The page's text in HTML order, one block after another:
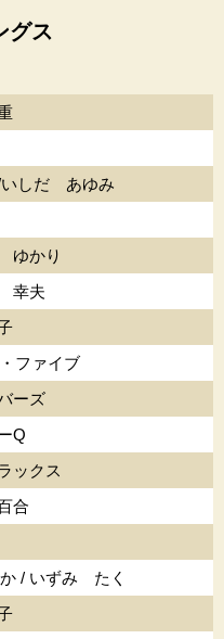
グス
しだ あゆみ
ゆかり
幸夫
ファイブ
ーズ
Q
ックス
合
/ いずみ たく